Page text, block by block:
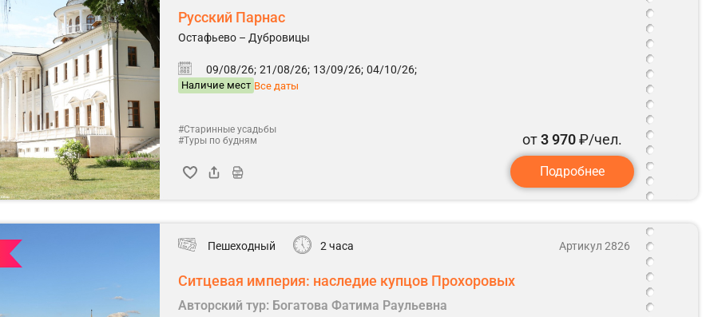
Русский Парнас
Остафьево – Дубровицы
09/08/26; 21/08/26; 13/09/26; 04/10/26;
Наличие мест Все даты
#Старинные усадьбы
#Туры по будням
от3 970₽/чел.
Подробнее
Пешеходный 2 часа
Ситцевая империя: наследие купцов Прохоровых
Авторский тур: Богатова Фатима Раульевна
Артикул 2826